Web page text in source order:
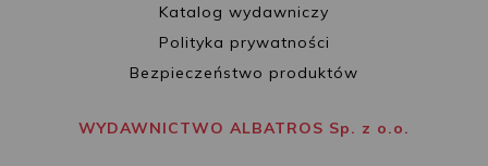
Katalog wydawniczy
Polityka prywatności
Bezpieczeństwo produktów
WYDAWNICTWO ALBATROS Sp. z o.o.